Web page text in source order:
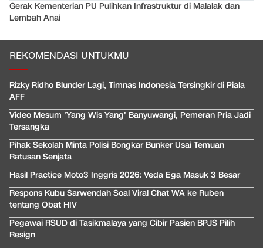
Gerak Kementerian PU Pulihkan Infrastruktur di Malalak dan
Lembah Anai
REKOMENDASI UNTUKMU
Rizky Ridho Blunder Lagi, Timnas Indonesia Tersingkir di Piala
AFF
Video Mesum 'Yang Wis Yang' Banyuwangi, Pemeran Pria Jadi
Tersangka
Pihak Sekolah Minta Polisi Bongkar Bunker Usai Temuan
Ratusan Senjata
Hasil Practice Moto3 Inggris 2026: Veda Ega Masuk 3 Besar
Respons Kubu Sarwendah Soal Viral Chat WA ke Ruben
tentang Obat HIV
Pegawai RSUD di Tasikmalaya yang Cibir Pasien BPJS Pilih
Resign